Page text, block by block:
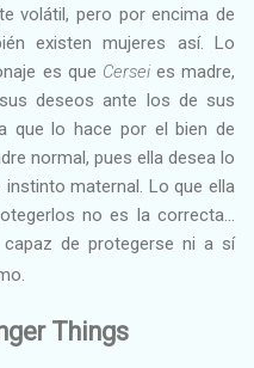
volátil, pero por encima de
existen mujeres así. Lo
es que Cerseies madre,
deseos ante los de sus
que lo hace por el bien de
normal, pues ella desea lo
maternal. Lo que ella
no es la correcta…
de protegerse ni a sí
Things